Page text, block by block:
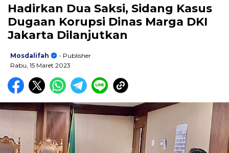
Hadirkan Dua Saksi, Sidang Kasus
Dugaan Korupsi Dinas Marga DKI
Jakarta Dilanjutkan
Mosdalifah
- Publisher
Rabu, 15 Maret 2023